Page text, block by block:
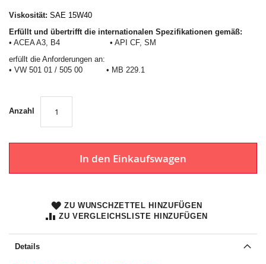
Viskosität: SAE 15W40
Erfüllt und übertrifft die internationalen Spezifikationen gemäß:
• ACEA A3, B4 • API CF, SM
erfüllt die Anforderungen an:
• VW 501 01 / 505 00 • MB 229.1
Anzahl
In den Einkaufswagen
ZU WUNSCHZETTEL HINZUFÜGEN
ZU VERGLEICHSLISTE HINZUFÜGEN
Details